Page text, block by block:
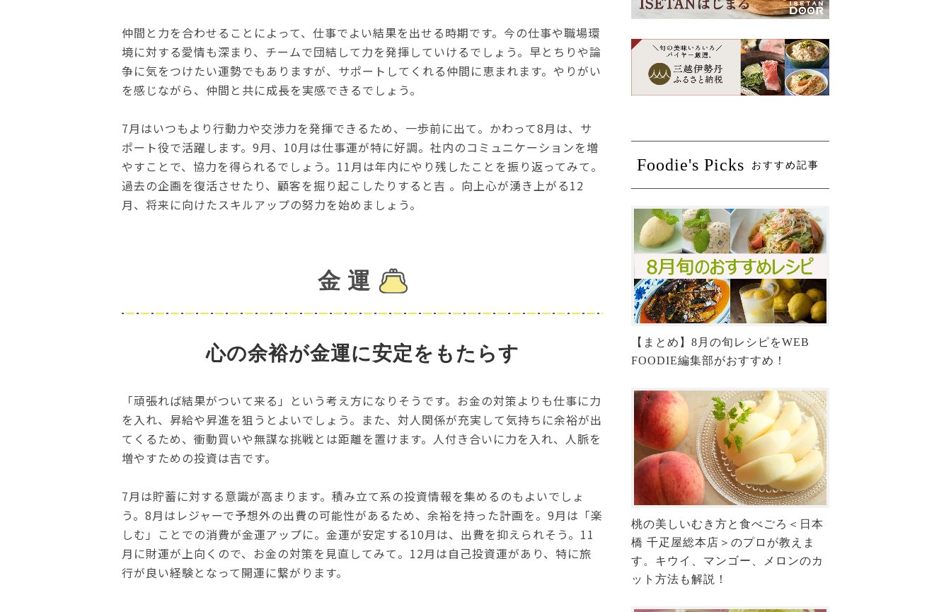
仲間と力を合わせることによって、仕事でよい結果を出せる時期です。今の仕事や職場環
境に対する愛情も深まり、チームで団結して力を発揮していけるでしょう。早とちりや論
争に気をつけたい運勢でもありますが、サポートしてくれる仲間に恵まれます。やりがい
を感じながら、仲間と共に成長を実感できるでしょう。
7月はいつもより行動力や交渉力を発揮できるため、一歩前に出て。かわって8月は、サ
ポート役で活躍します。9月、10月は仕事運が特に好調。社内のコミュニケーションを増
やすことで、協力を得られるでしょう。11月は年内にやり残したことを振り返ってみて。
過去の企画を復活させたり、顧客を掘り起こしたりすると吉 。向上心が湧き上がる12
月、将来に向けたスキルアップの努力を始めましょう。
金 運
心の余裕が金運に安定をもたらす
「頑張れば結果がついて来る」という考え方になりそうです。お金の対策よりも仕事に力
を入れ、昇給や昇進を狙うとよいでしょう。また、対人関係が充実して気持ちに余裕が出
てくるため、衝動買いや無謀な挑戦とは距離を置けます。人付き合いに力を入れ、人脈を
増やすための投資は吉です。
7月は貯蓄に対する意識が高まります。積み立て系の投資情報を集めるのもよいでしょ
う。8月はレジャーで予想外の出費の可能性があるため、余裕を持った計画を。9月は「楽
しむ」ことでの消費が金運アップに。金運が安定する10月は、出費を抑えられそう。11
月に財運が上向くので、お金の対策を見直してみて。12月は自己投資運があり、特に旅
行が良い経験となって開運に繋がります。
Foodie's Picks おすすめ記事
【まとめ】8月の旬レシピをWEB
FOODIE編集部がおすすめ！
桃の美しいむき方と食べごろ＜日本
橋 千疋屋総本店＞のプロが教えま
す。キウイ、マンゴー、メロンのカ
ット方法も解説！